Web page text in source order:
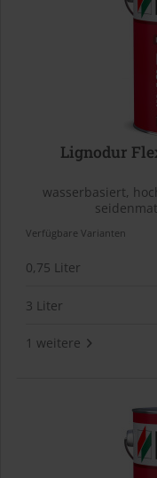
Lignodur
wasserbasiert,
Verfügbare Varianten
0,75 Liter
3 Liter
1 weitere